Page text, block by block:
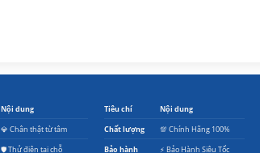
Nội dung
💎 Chân thật từ tâm
🛡️ Thử điện tại chỗ
Tiêu chí Nội dung
Chất lượng 💯 Chính Hãng 100%
Bảo hành ⚡ Bảo Hành Siêu Tốc